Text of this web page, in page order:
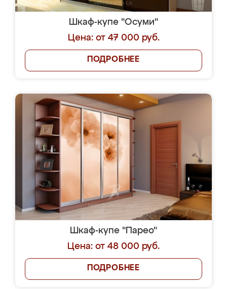
Шкаф-купе "Осуми"
Цена: от 47 000 руб.
ПОДРОБНЕЕ
Шкаф-купе "Парео"
Цена: от 48 000 руб.
ПОДРОБНЕЕ